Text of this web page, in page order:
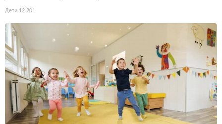
Дети 12 201